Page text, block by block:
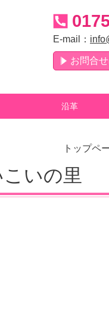
E-mail：
お問合
沿革
トップペ
いの里